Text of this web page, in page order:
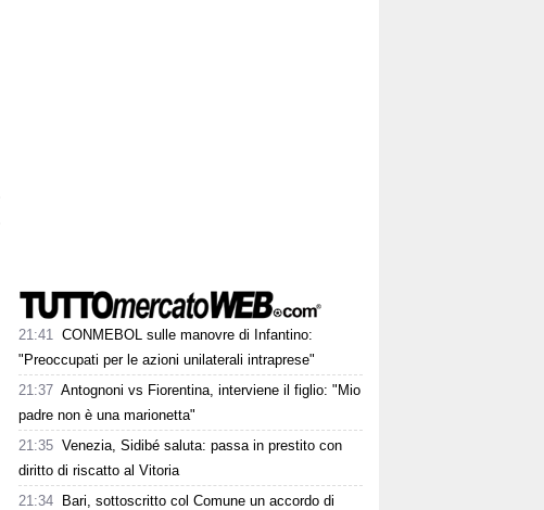
21:41 CONMEBOL sulle manovre di Infantino:
"Preoccupati per le azioni unilaterali intraprese"
21:37 Antognoni vs Fiorentina, interviene il figlio: "Mio
padre non è una marionetta"
21:35 Venezia, Sidibé saluta: passa in prestito con
diritto di riscatto al Vitoria
21:34
Bari, sottoscritto col Comune un accordo di